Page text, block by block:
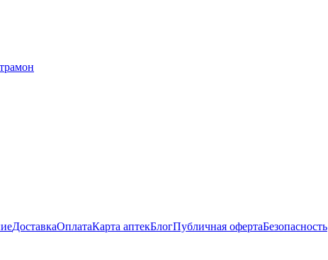
ДоставкаОплатаКарта аптекБлогПубличная офертаБезопасность